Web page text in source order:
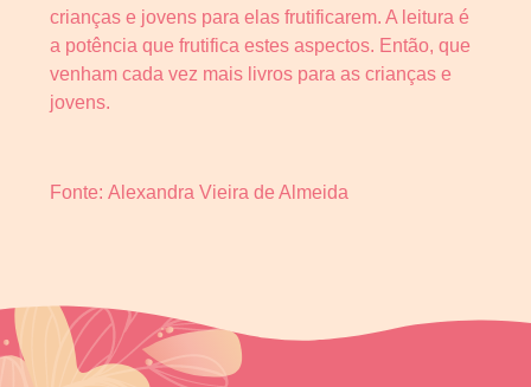
crianças e jovens para elas frutificarem. A leitura é
a potência que frutifica estes aspectos. Então, que
venham cada vez mais livros para as crianças e
jovens.
Fonte: Alexandra Vieira de Almeida